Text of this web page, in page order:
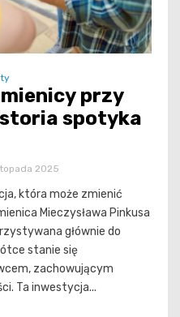
przy
spotyka
2025
która może zmienić
Mieczysława Pinkusa
głównie do
stanie się
zachowującym
Ta inwestycja...